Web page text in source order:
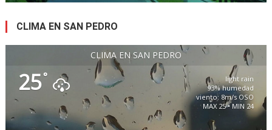
CLIMA EN SAN PEDRO
CLIMA EN SAN PEDRO
25°
light rain
93% humedad
viento: 8m/s OSO
MAX 25 • MIN 24